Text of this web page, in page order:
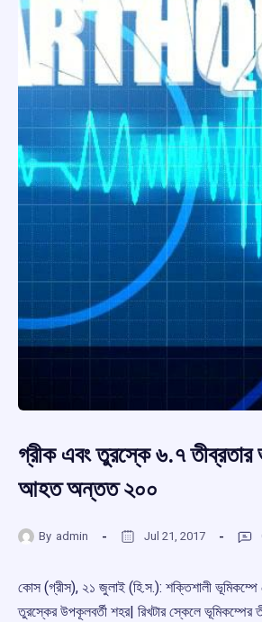
গ্রীক এবং তুরস্কে ৬.৭
আহত অন্তত ২০০
By admin Jul 21, 2017
কোস (গ্রীস), ২১ জুলাই (হি.স.): শক্তিশালী
তুরস্কের উপকূলবর্তী শহর| রিখটার স্কেলে ভূমিকম্পের